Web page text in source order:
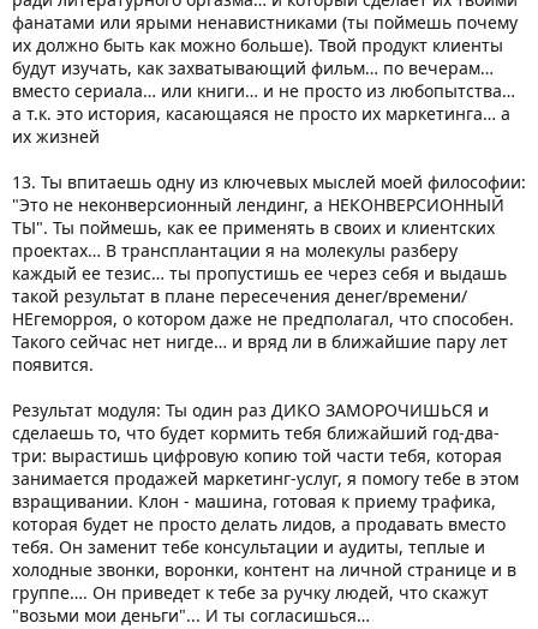
фанатами или ярыми ненавистниками (ты поймешь почему
их должно быть как можно больше). Твой продукт клиенты
будут изучать, как захватывающий фильм… по вечерам…
вместо сериала… или книги… и не просто из любопытства…
а т.к. это история, касающаяся не просто их маркетинга… а
их жизней
13. Ты впитаешь одну из ключевых мыслей моей философии:
"Это не неконверсионный лендинг, а НЕКОНВЕРСИОННЫЙ
ТЫ". Ты поймешь, как ее применять в своих и клиентских
проектах… В трансплантации я на молекулы разберу
каждый ее тезис… ты пропустишь ее через себя и выдашь
такой результат в плане пересечения денег/времени/
НЕгеморроя, о котором даже не предполагал, что способен.
Такого сейчас нет нигде… и вряд ли в ближайшие пару лет
появится.
Результат модуля: Ты один раз ДИКО ЗАМОРОЧИШЬСЯ и
сделаешь то, что будет кормить тебя ближайший год-два-
три: вырастишь цифровую копию той части тебя, которая
занимается продажей маркетинг-услуг, я помогу тебе в этом
взращивании. Клон - машина, готовая к приему трафика,
которая будет не просто делать лидов, а продавать вместо
тебя. Он заменит тебе консультации и аудиты, теплые и
холодные звонки, воронки, контент на личной странице и в
группе…. Он приведет к тебе за ручку людей, что скажут
"возьми мои деньги"... И ты согласишься…